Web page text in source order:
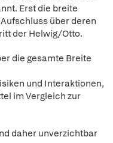
Erst die breite
über deren
der Helwig/Otto.
die gesamte Breite
und Interaktionen,
im Vergleich zur
daher unverzichtbar